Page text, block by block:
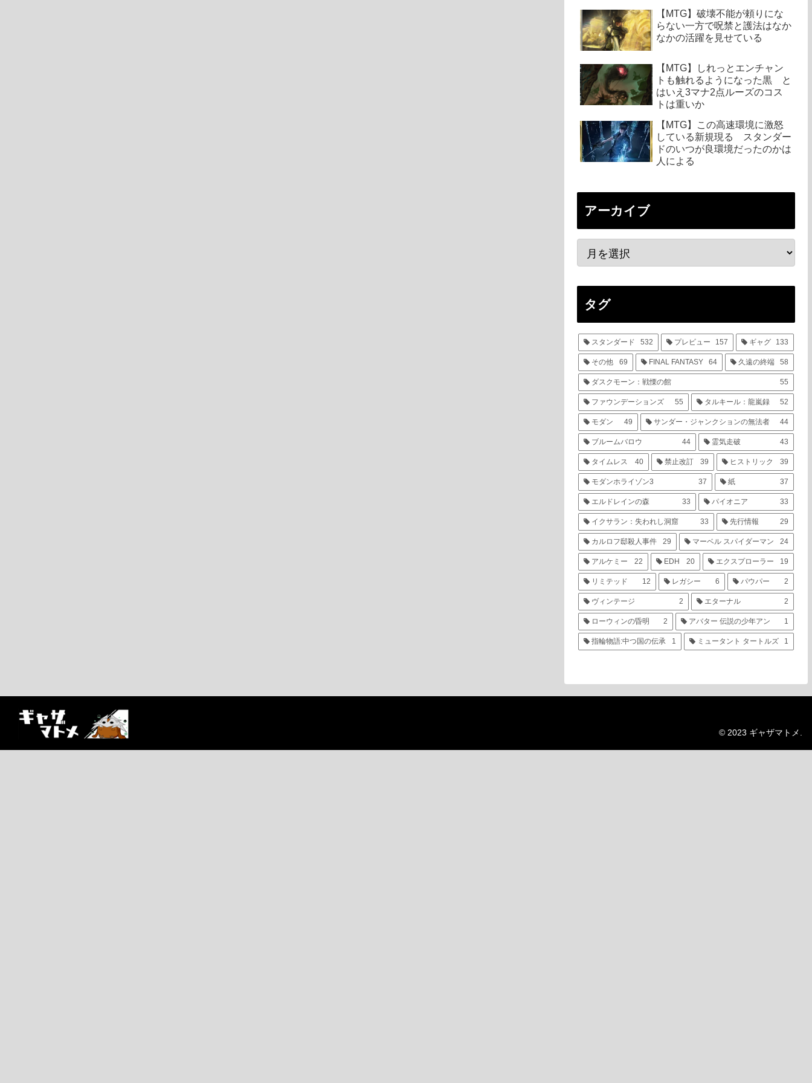
【MTG】破壊不能が頼りにな
らない一方で呪禁と護法はなか
なかの活躍を見せている
【MTG】しれっとエンチャン
トも触れるようになった黒 と
はいえ3マナ2点ルーズのコス
トは重いか
【MTG】この高速環境に激怒
している新規現る スタンダー
ドのいつが良環境だったのかは
人による
アーカイブ
タグ
スタンダード 532 プレビュー 157 ギャグ 133
その他 69 FINAL FANTASY 64 久遠の終端 58
ダスクモーン：戦慄の館 55
ファウンデーションズ 55 タルキール：龍嵐録 52
モダン 49 サンダー・ジャンクションの無法者 44
ブルームバロウ 44 霊気走破 43
タイムレス 40 禁止改訂 39 ヒストリック 39
モダンホライゾン3 37 紙 37
エルドレインの森 33 パイオニア 33
イクサラン：失われし洞窟 33 先行情報 29
カルロフ邸殺人事件 29 マーベル スパイダーマン 24
アルケミー 22 EDH 20 エクスプローラー 19
リミテッド 12 レガシー 6 パウパー 2
ヴィンテージ 2 エターナル 2
ローウィンの昏明 2 アバター 伝説の少年アン 1
指輪物語:中つ国の伝承 1 ミュータント タートルズ 1
© 2023 ギャザマトメ.